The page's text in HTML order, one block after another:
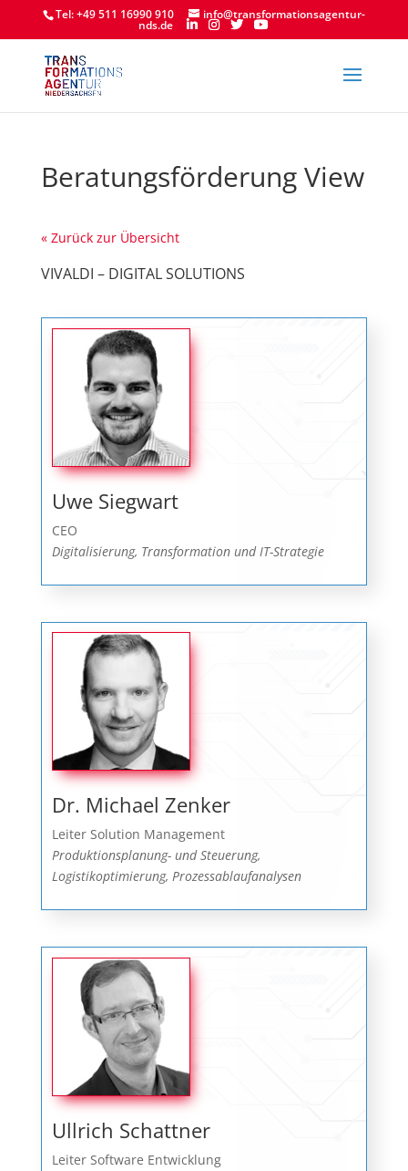
Tel: +49 511 16990 910 info@transformationsagentur-
nds.de
Beratungsförderung View
« Zurück zur Übersicht
VIVALDI – DIGITAL SOLUTIONS
Uwe Siegwart
CEO
Digitalisierung, Transformation und IT-Strategie
Dr. Michael Zenker
Leiter Solution Management
Produktionsplanung- und Steuerung,
Logistikoptimierung, Prozessablaufanalysen
Ullrich Schattner
Leiter Software Entwicklung